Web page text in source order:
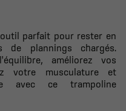
parfait pour rester en
de plannings chargés.
améliorez vos
votre musculature et
avec ce trampoline